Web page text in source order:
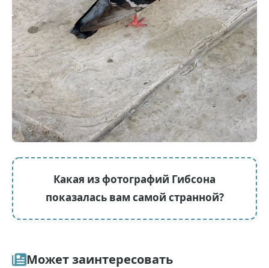
Какая из фотографий Гибсона
показалась вам самой странной?
Может заинтересовать